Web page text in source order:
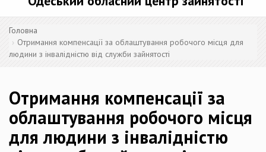
Головна
Отримання компенсації за облаштування робочого місця для
людини з інвалідністю від служби зайнятості
Отримання компенсації за
облаштування робочого місця
для людини з інвалідністю